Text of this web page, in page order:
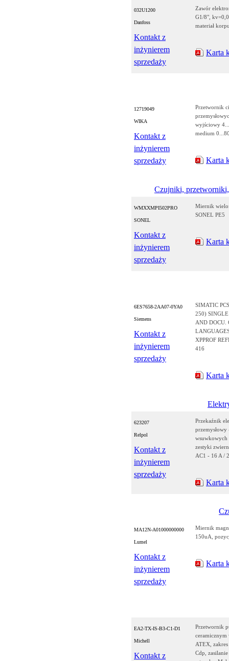
032U1200
Danfoss
Kontakt z
inżynierem
sprzedaży
Zawór
G1/8",
materiał
Karta
12719049
WIKA
Kontakt z
inżynierem
sprzedaży
Przetwornik
wyjściowy
medium
Karta
Czujniki,
WMXXMPI502PRO
SONEL
Kontakt z
inżynierem
sprzedaży
Miernik
SONEL PE5
Karta
6ES7658-2AA07-0YA0
Siemens
Kontakt z
inżynierem
sprzedaży
SIMATIC
250)
AND DOCU.
XPPROF
416
Karta
623207
Relpol
Kontakt z
inżynierem
sprzedaży
Przekaźnik
przemysłowy
wsuwkowych
zestyki
AC1 - 16 A /
Karta
MA12N-A01000000000
Lumel
Kontakt z
inżynierem
sprzedaży
Miernik
150uA,
Karta
EA2-TX-IS-B3-C1-D1
Michell
Kontakt z
Przetwornik
ceramicznym
ATEX,
Cdp,